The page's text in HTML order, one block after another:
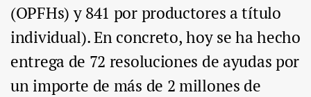
(OPFHs) y 841 por productores a título
individual). En concreto, hoy se ha hecho
entrega de 72 resoluciones de ayudas por
un importe de más de 2 millones de